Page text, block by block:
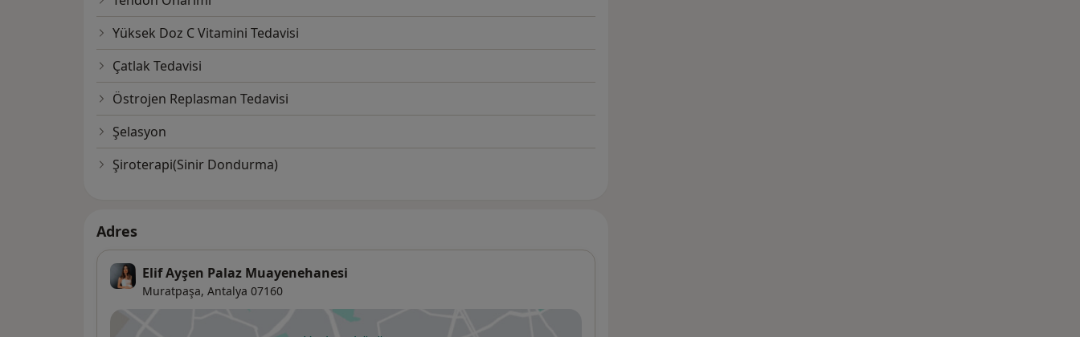
Yüksek Doz C Vitamini Tedavisi
Çatlak Tedavisi
Östrojen Replasman Tedavisi
Şelasyon
Şiroterapi(Sinir Dondurma)
Adres
Elif Ayşen Palaz Muayenehanesi
Muratpaşa, Antalya 07160